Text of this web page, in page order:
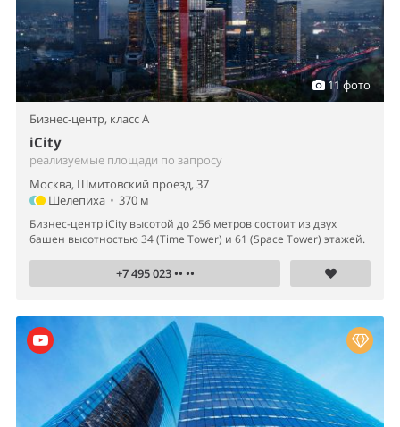
11 фото
Бизнес-центр, класс A
iCity
реализуемые площади по запросу
Москва, Шмитовский проезд, 37
Шелепиха • 370 м
Бизнес-центр iCity высотой до 256 метров состоит из двух
башен высотностью 34 (Time Tower) и 61 (Space Tower) этажей.
+7 495 023 •• ••